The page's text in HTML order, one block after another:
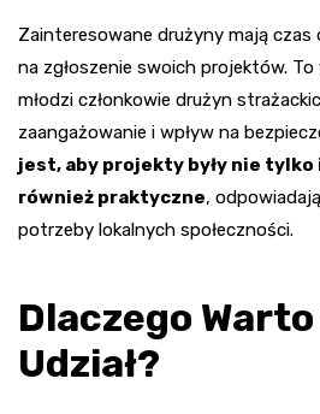
Zainteresowane drużyny mają czas
na zgłoszenie swoich projektów.
młodzi członkowie drużyn
zaangażowanie i wpływ na
jest, aby projekty były nie tylko
również praktyczne,
potrzeby lokalnych społeczności.
Dlaczego Warto
Udział?